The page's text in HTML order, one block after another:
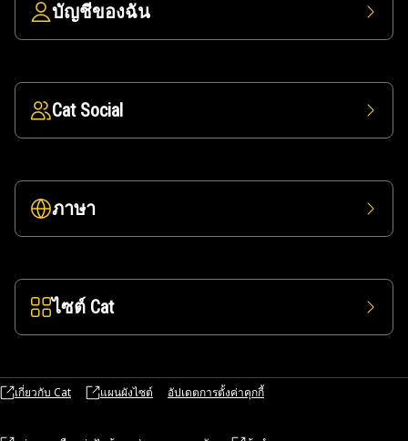
บัญชีของฉัน
Cat Social
ภาษา
ไซต์ Cat
เกี่ยวกับ Cat แผนผังไซต์ อัปเดตการตั้งค่าคุกกี้